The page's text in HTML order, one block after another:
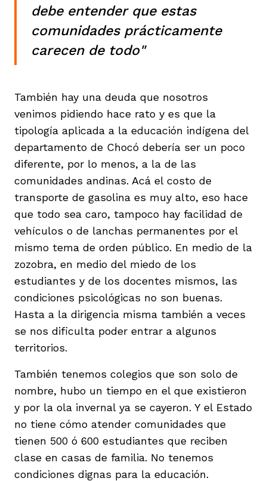
debe entender que estas
comunidades prácticamente
carecen de todo"
También hay una deuda que nosotros
venimos pidiendo hace rato y es que la
tipología aplicada a la educación indígena del
departamento de Chocó debería ser un poco
diferente, por lo menos, a la de las
comunidades andinas. Acá el costo de
transporte de gasolina es muy alto, eso hace
que todo sea caro, tampoco hay facilidad de
vehículos o de lanchas permanentes por el
mismo tema de orden público. En medio de la
zozobra, en medio del miedo de los
estudiantes y de los docentes mismos, las
condiciones psicológicas no son buenas.
Hasta a la dirigencia misma también a veces
se nos dificulta poder entrar a algunos
territorios.
También tenemos colegios que son solo de
nombre, hubo un tiempo en el que existieron
y por la ola invernal ya se cayeron. Y el Estado
no tiene cómo atender comunidades que
tienen 500 ó 600 estudiantes que reciben
clase en casas de familia. No tenemos
condiciones dignas para la educación.